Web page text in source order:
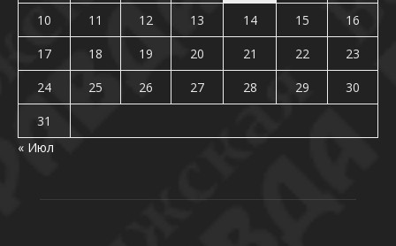
10
11 12 13 14 15
16
17
18 19 20 21 22
23
24
25 26 27 28 29
30
31
« Июл